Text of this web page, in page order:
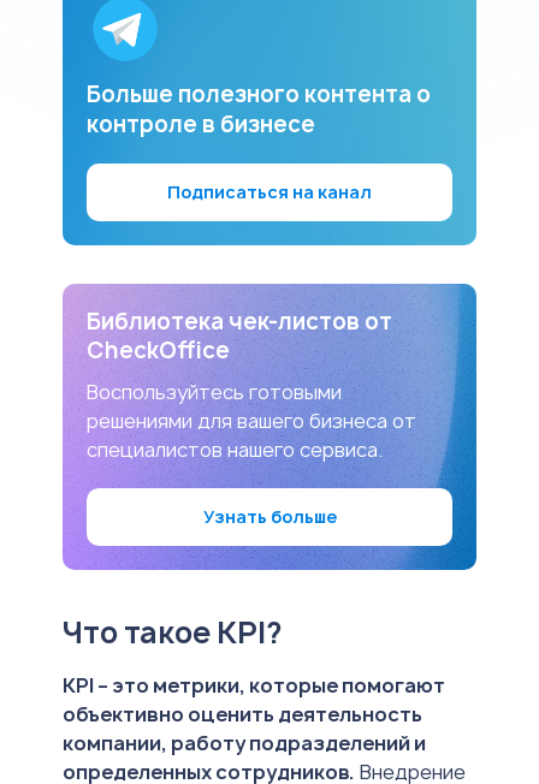
Больше полезного контента о
контроле в бизнесе
Подписаться на канал
Библиотека чек-листов от
CheckOffice
Воспользуйтесь готовыми
решениями для вашего бизнеса от
специалистов нашего сервиса.
Узнать больше
Что такое KPI?
KPI – это метрики, которые помогают
объективно оценить деятельность
компании, работу подразделений и
определенных сотрудников. Внедрение